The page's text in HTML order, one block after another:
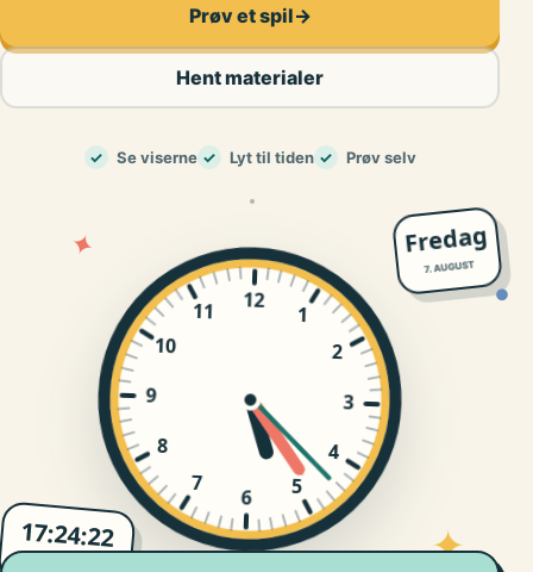
Prøv et spil→
Hent materialer
✓ Se viserne ✓ Lyt til tiden ✓ Prøv selv
Fredag
7. AUGUST
17:24:23
1
2
3
4
5
6
7
8
9
10
11 12
✦
✦
●